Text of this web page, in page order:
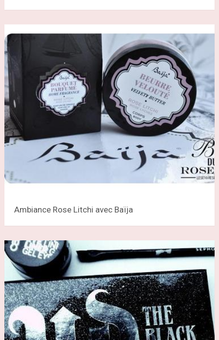
Ambiance Rose Litchi avec Baïja